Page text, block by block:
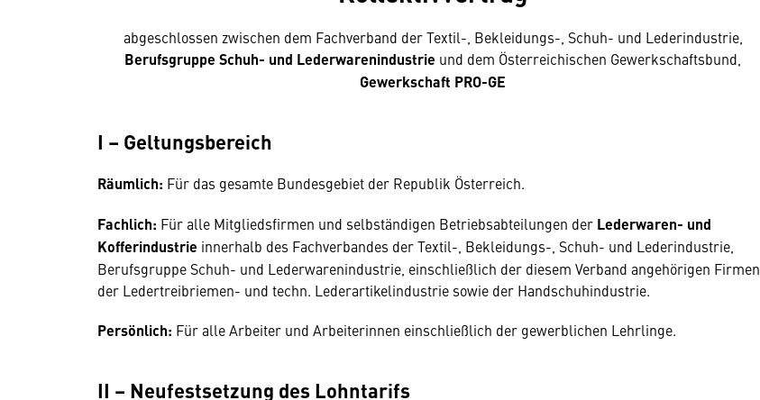
abgeschlossen zwischen dem Fachverband der Textil-, Bekleidungs-, Schuh- und Lederindustrie,
Berufsgruppe Schuh- und Lederwarenindustrie und dem Österreichischen Gewerkschaftsbund,
Gewerkschaft PRO-GE
I – Geltungsbereich
Räumlich: Für das gesamte Bundesgebiet der Republik Österreich.
Fachlich: Für alle Mitgliedsfirmen und selbständigen Betriebsabteilungen der Lederwaren- und
Kofferindustrie innerhalb des Fachverbandes der Textil-, Bekleidungs-, Schuh- und Lederindustrie,
Berufsgruppe Schuh- und Lederwarenindustrie, einschließlich der diesem Verband angehörigen Firmen
der Ledertreibriemen- und techn. Lederartikelindustrie sowie der Handschuhindustrie.
Persönlich: Für alle Arbeiter und Arbeiterinnen einschließlich der gewerblichen Lehrlinge.
II – Neufestsetzung des Lohntarifs